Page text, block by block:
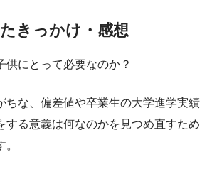
きっかけ・感想
供にとって必要なのか？
ちな、偏差値や卒業生の大学進学実績
する意義は何なのかを見つめ直すため